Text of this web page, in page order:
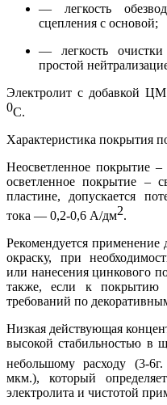
— легкость
сцепления с основой;
— легкость
простой
Электролит с добавкой
0С.
Характеристика покрытия
Неосветленное покрытие
осветленное покрытие –
пластине, допускается
тока — 0,2-0,6 А/дм2.
Рекомендуется
окраску, при
или нанесения цинкового
также, если к покрытию
требований по
Низкая действующая
высокой стабильностью в
небольшому расходу (3-
мкм.), который
электролита и чистотой